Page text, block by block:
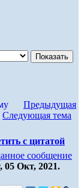
Предыдущая
Следующая тема
05 Окт, 2021.